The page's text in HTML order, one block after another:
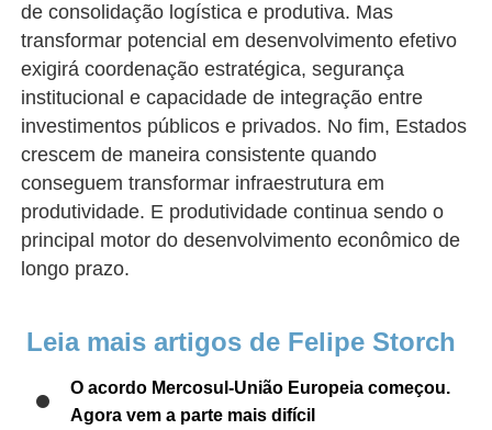
de consolidação logística e produtiva. Mas
transformar potencial em desenvolvimento efetivo
exigirá coordenação estratégica, segurança
institucional e capacidade de integração entre
investimentos públicos e privados. No fim, Estados
crescem de maneira consistente quando
conseguem transformar infraestrutura em
produtividade. E produtividade continua sendo o
principal motor do desenvolvimento econômico de
longo prazo.
Leia mais artigos de Felipe Storch
O acordo Mercosul-União Europeia começou.
Agora vem a parte mais difícil